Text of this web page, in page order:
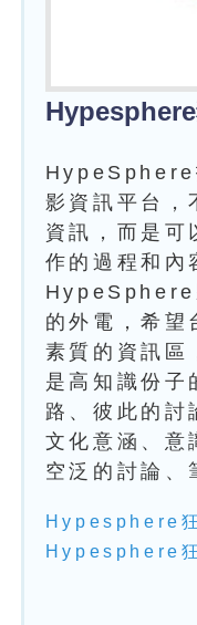
HypeSphere
影資訊平台，
資訊，而是可
作的過程和內
HypeSphere
的外電，希望
素質的資訊區
是高知識份子
路、彼此的討
文化意涵、
空泛的討論、
Hypesphere
Hypesphere